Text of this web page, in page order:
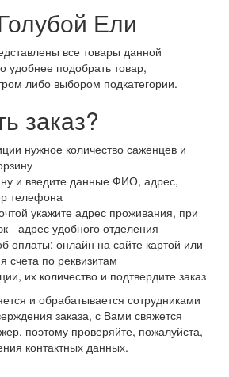
Ели
все товары данной
удобнее подобрать товар,
либо выбором подкатегории.
заказ?
нужное количество саженцев и
и введите данные ФИО, адрес,
телефона
укажите адрес проживания, при
- адрес удобного отделения
оплаты: онлайн на сайте картой или
счета по реквизитам
их количество и подтвердите заказ
и обрабатывается сотрудниками
заказа, с Вами свяжется
поэтому проверяйте, пожалуйста,
контактных данных.